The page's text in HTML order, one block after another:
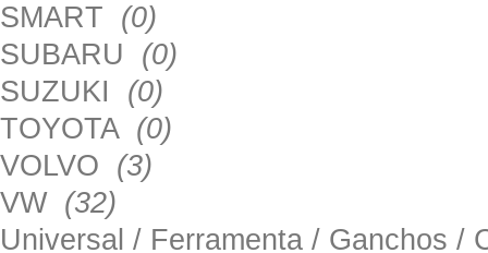
SMART (0)
SUBARU (0)
SUZUKI (0)
TOYOTA (0)
VOLVO (3)
VW (32)
Universal / Ferramenta / Ganchos